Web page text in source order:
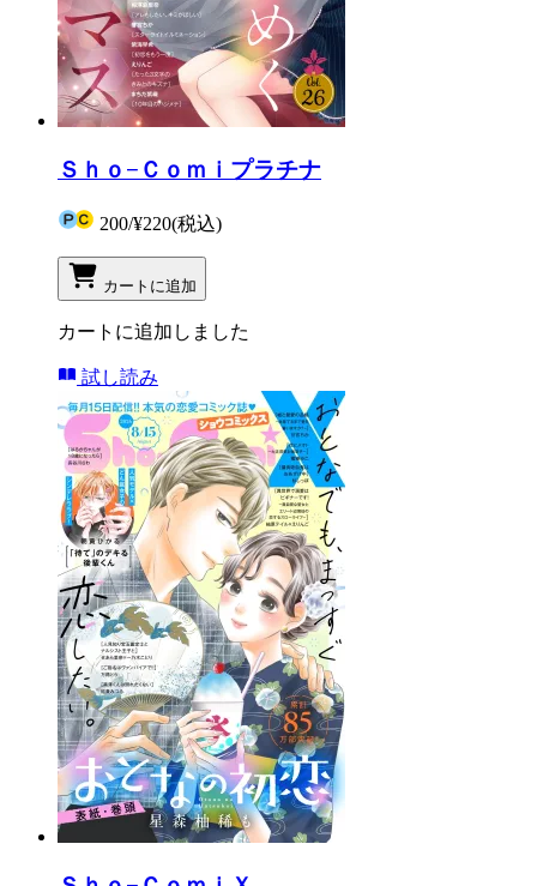
Ｓｈｏ−Ｃｏｍｉプラチナ
200/¥220(税込)
カートに追加
カートに追加しました
試し読み